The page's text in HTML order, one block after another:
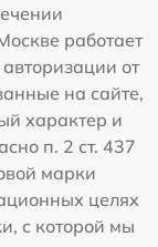
работает
от
на сайте,
характер и
п. 2 ст. 437
марки
целях
с которой мы